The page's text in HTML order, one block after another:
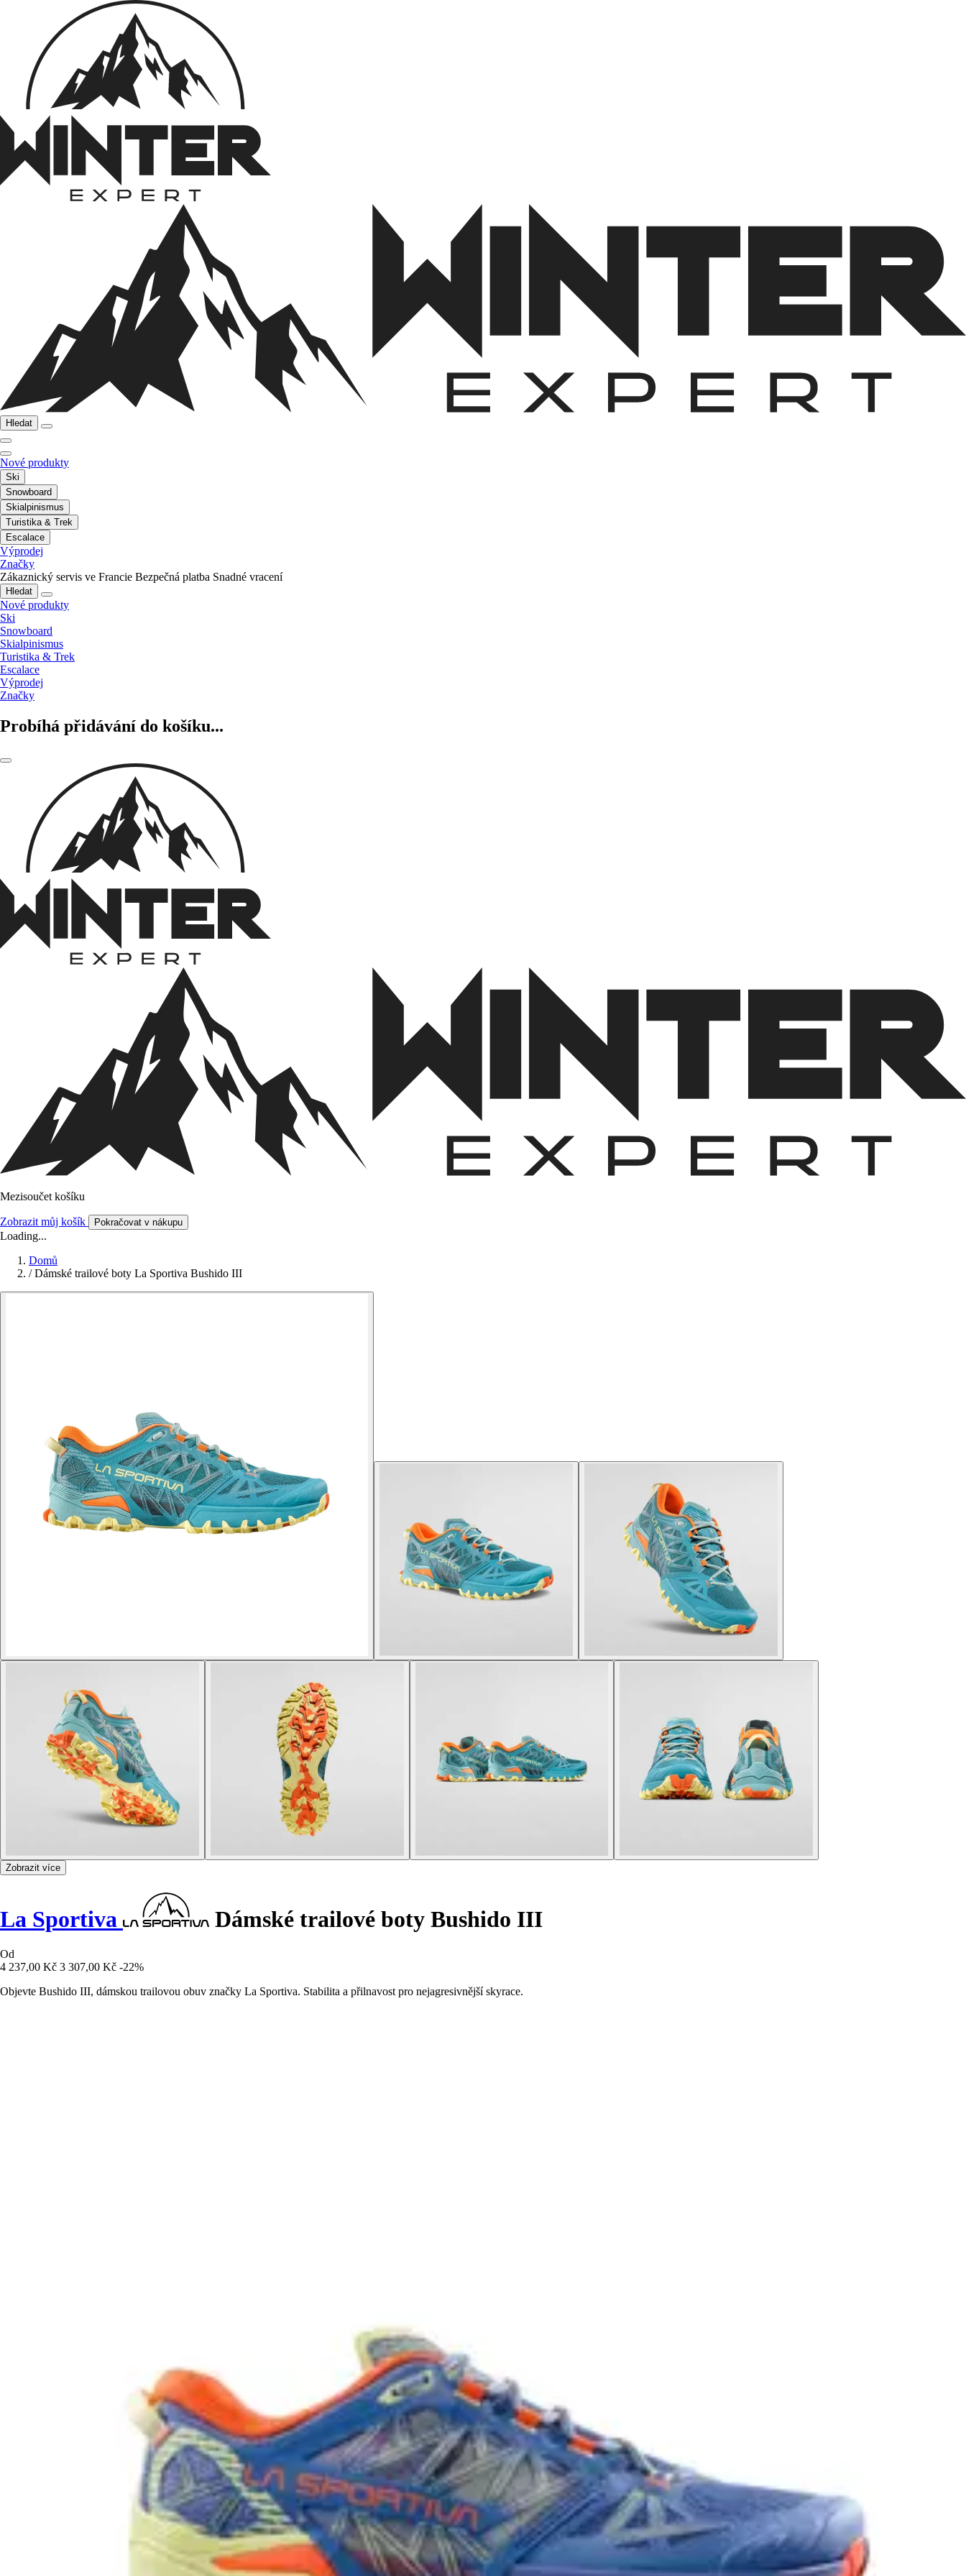
Hledat
Nové produkty
Ski
Snowboard
Skialpinismus
Turistika & Trek
Escalace
Výprodej
Značky
Zákaznický servis ve Francie Bezpečná platba Snadné vracení
Hledat
Nové produkty
Ski
Snowboard
Skialpinismus
Turistika & Trek
Escalace
Výprodej
Značky
Probíhá přidávání do košíku...
Mezisoučet košíku
Zobrazit můj košík Pokračovat v nákupu
Loading...
Domů
/ Dámské trailové boty La Sportiva Bushido III
Zobrazit více
La Sportiva Dámské trailové boty Bushido III
Od
4 237,00 Kč 3 307,00 Kč -22%
Objevte Bushido III, dámskou trailovou obuv značky La Sportiva. Stabilita a přilnavost pro nejagresivnější skyrace.